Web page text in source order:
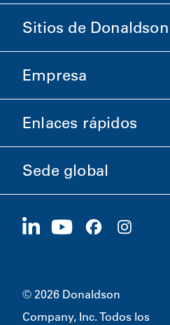
Sitios de Donaldson
Donaldson Life Sciences
Comprar en Donaldson
Empresa
Información de la empresa
Ética y cumplimiento
Carreras
Enlaces rápidos
Inversionistas
Proveedores
Sostenibilidad
Sede global
1400 W 94th Street
© 2026 Donaldson
Company, Inc. Todos los